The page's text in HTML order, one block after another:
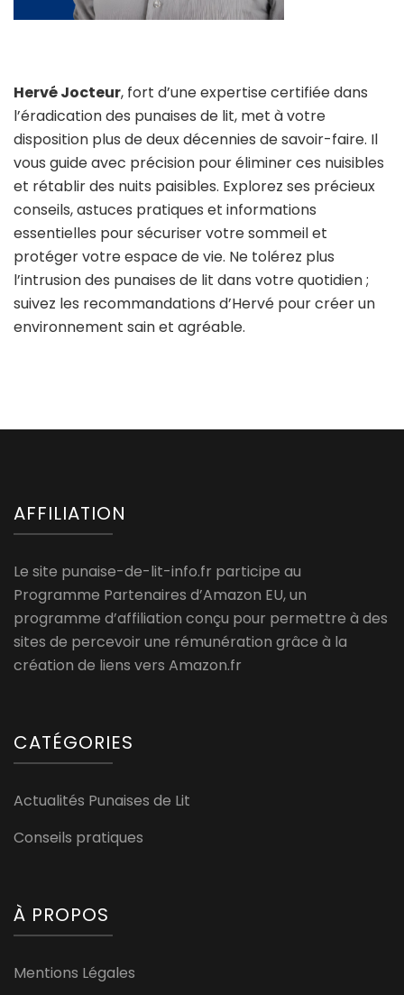
Hervé Jocteur, fort d’une expertise certifiée dans
l’éradication des punaises de lit, met à votre
disposition plus de deux décennies de savoir-faire. Il
vous guide avec précision pour éliminer ces nuisibles
et rétablir des nuits paisibles. Explorez ses précieux
conseils, astuces pratiques et informations
essentielles pour sécuriser votre sommeil et
protéger votre espace de vie. Ne tolérez plus
l’intrusion des punaises de lit dans votre quotidien ;
suivez les recommandations d’Hervé pour créer un
environnement sain et agréable.
AFFILIATION
Le site punaise-de-lit-info.fr participe au
Programme Partenaires d’Amazon EU, un
programme d’affiliation conçu pour permettre à des
sites de percevoir une rémunération grâce à la
création de liens vers Amazon.fr
CATÉGORIES
Actualités Punaises de Lit
Conseils pratiques
À PROPOS
Mentions Légales